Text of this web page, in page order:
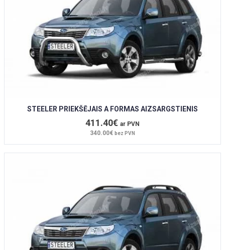
STEELER PRIEKŠĒJAIS A FORMAS AIZSARGSTIENIS
411.40€ ar PVN
340.00€ bez PVN